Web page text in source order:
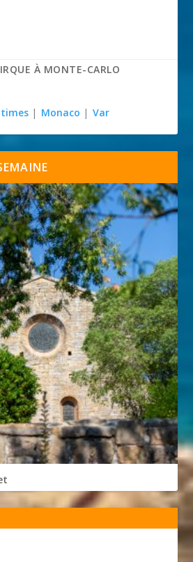
À MONTE-CARLO
| Monaco | Var